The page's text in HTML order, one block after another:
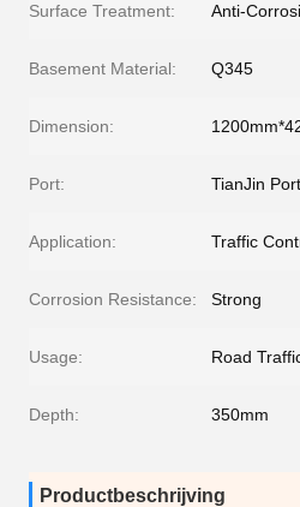
Surface Treatment: Anti-
Basement Material: Q345
Dimension:
Port: TianJin Port
Application: Traffic
Corrosion Resistance: Strong
Usage: Road
Depth: 350mm
Productbeschrijving